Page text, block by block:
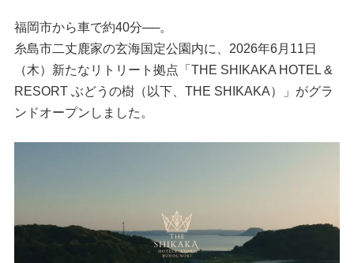
福岡市から車で約40分──。
糸島市二丈鹿家の玄海国定公園内に、2026年6月11日
（木）新たなリトリート拠点「THE SHIKAKA HOTEL &
RESORT ぶどうの樹（以下、THE SHIKAKA）」がグラ
ンドオープンしました。